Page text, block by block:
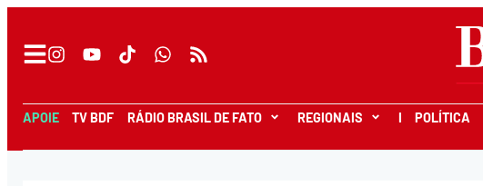
APOIE TV BDF RÁDIO BRASIL DE FATO REGIONAIS I POLÍTICA